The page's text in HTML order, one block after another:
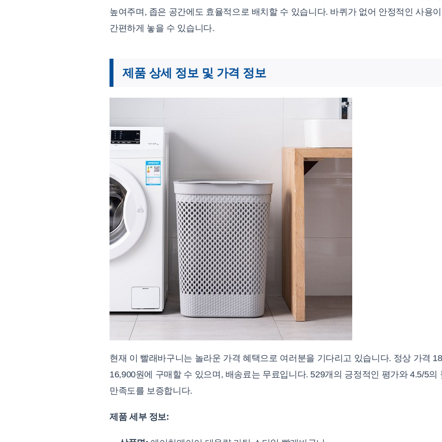
높여주며, 좁은 공간에도 효율적으로 배치할 수 있습니다. 바퀴가 없어 안정적인 사용
간편하게 놓을 수 있습니다.
제품 상세 정보 및 가격 정보
현재 이 빨래바구니는 놀라운 가격 혜택으로 여러분을 기다리고 있습니다. 정상 가격
16,900원에 구매할 수 있으며, 배송료는 무료입니다. 529개의 긍정적인 평가와 4.5/5
만족도를 보증합니다.
제품 세부 정보: